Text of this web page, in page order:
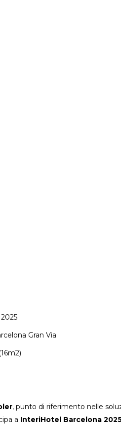
Gran Via
, punto di riferimento nelle
a InteriHotel Barcelona